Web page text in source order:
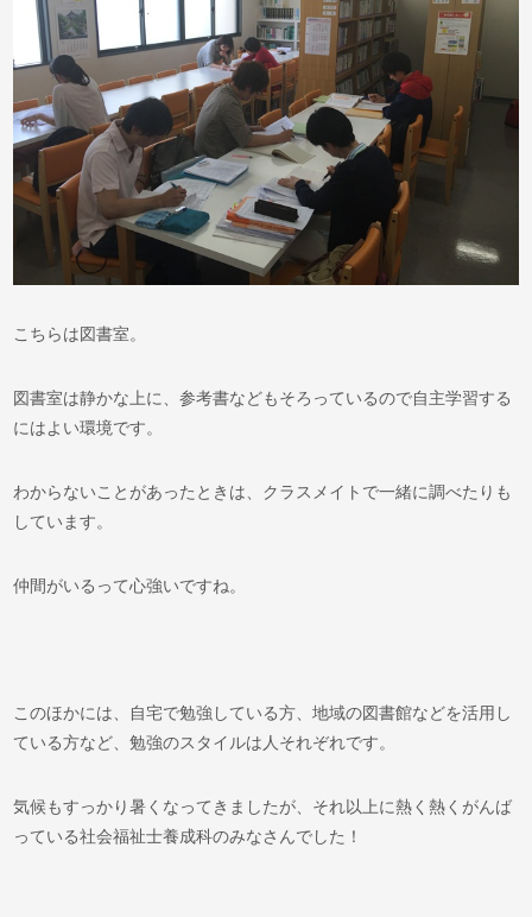
こちらは図書室。
図書室は静かな上に、参考書などもそろっているので自主学習する
にはよい環境です。
わからないことがあったときは、クラスメイトで一緒に調べたりも
しています。
仲間がいるって心強いですね。
このほかには、自宅で勉強している方、地域の図書館などを活用し
ている方など、勉強のスタイルは人それぞれです。
気候もすっかり暑くなってきましたが、それ以上に熱く熱くがんば
っている社会福祉士養成科のみなさんでした！